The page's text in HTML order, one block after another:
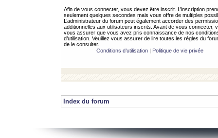
Afin de vous connecter, vous devez être inscrit. L’inscription
seulement quelques secondes mais vous offre de multiples
L’administrateur du forum peut également accorder des
additionnelles aux utilisateurs inscrits. Avant de vous connecter,
vous assurer que vous avez pris connaissance de nos
d’utilisation. Veuillez vous assurer de lire toutes les règles du
de le consulter.
Conditions d’utilisation| Politique de vie privée
Index du forum